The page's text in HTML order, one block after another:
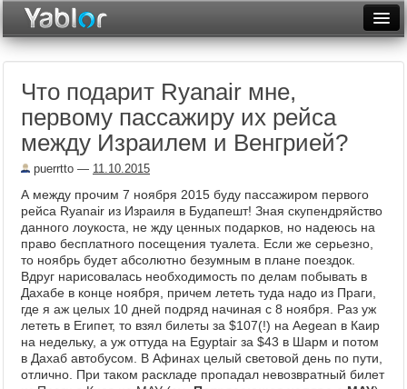
Неделя
Месяц
Архив
Фототоп
Видеотоп
Что подарит Ryanair мне,
первому пассажиру их рейса
между Израилем и Венгрией?
puerrtto — 11.10.2015
А между прочим 7 ноября 2015 буду пассажиром первого
рейса Ryanair из Израиля в Будапешт! Зная скупендряйство
данного лоукоста, не жду ценных подарков, но надеюсь на
право бесплатного посещения туалета. Если же серьезно,
то ноябрь будет абсолютно безумным в плане поездок.
Вдруг нарисовалась необходимость по делам побывать в
Дахабе в конце ноября, причем лететь туда надо из Праги,
где я аж целых 10 дней подряд начиная с 8 ноября. Раз уж
лететь в Египет, то взял билеты за $107(!) на Aegean в Каир
на недельку, а уж оттуда на Egyptair за $43 в Шарм и потом
в Дахаб автобусом. В Афинах целый световой день по пути,
отлично. При таком раскладе пропадал невозвратный билет